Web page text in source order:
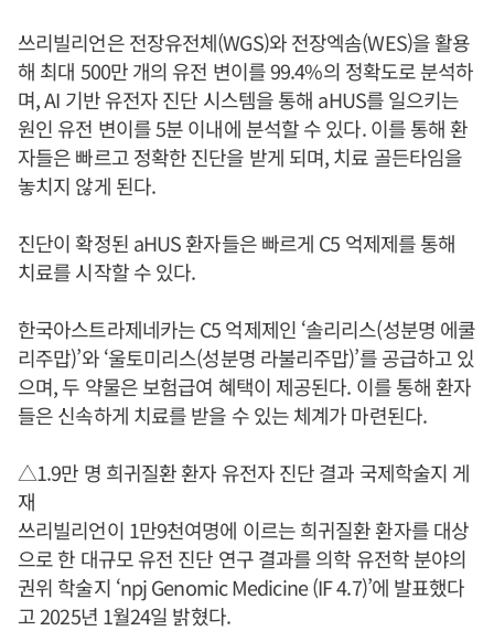
쓰리빌리언은 전장유전체(WGS)와 전장엑솜(WES)을 활용
해 최대 500만 개의 유전 변이를 99.4%의 정확도로 분석하
며, AI 기반 유전자 진단 시스템을 통해 aHUS를 일으키는
원인 유전 변이를 5분 이내에 분석할 수 있다. 이를 통해 환
자들은 빠르고 정확한 진단을 받게 되며, 치료 골든타임을
놓치지 않게 된다.
진단이 확정된 aHUS 환자들은 빠르게 C5 억제제를 통해
치료를 시작할 수 있다.
한국아스트라제네카는 C5 억제제인 ‘솔리리스(성분명 에쿨
리주맙)’와 ‘울토미리스(성분명 라불리주맙)’를 공급하고 있
으며, 두 약물은 보험급여 혜택이 제공된다. 이를 통해 환자
들은 신속하게 치료를 받을 수 있는 체계가 마련된다.
△1.9만 명 희귀질환 환자 유전자 진단 결과 국제학술지 게
재
쓰리빌리언이 1만9천여명에 이르는 희귀질환 환자를 대상
으로 한 대규모 유전 진단 연구 결과를 의학 유전학 분야의
권위 학술지 ‘npj Genomic Medicine (IF 4.7)’에 발표했다
고 2025년 1월24일 밝혔다.